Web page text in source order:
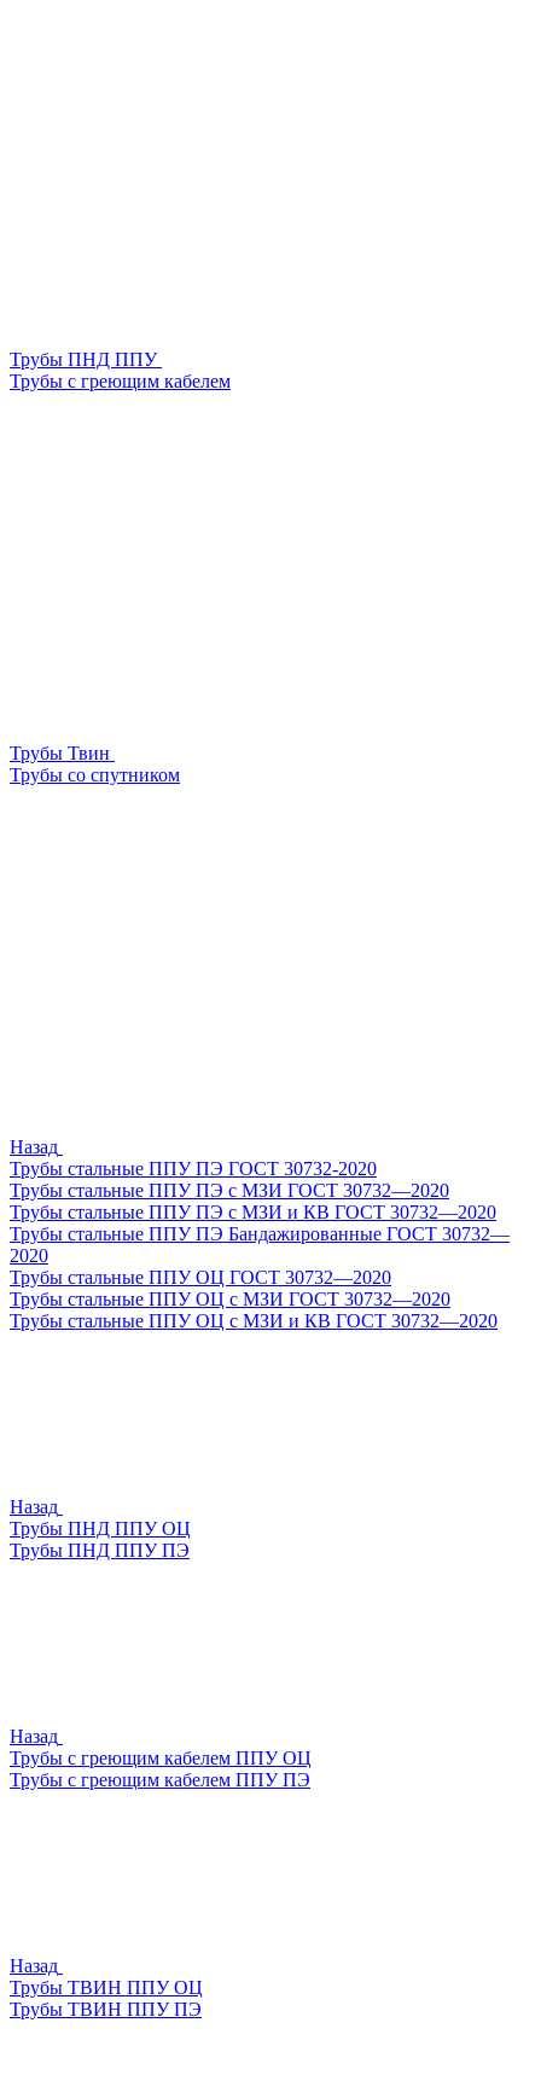
Трубы ПНД ППУ
Трубы с греющим кабелем
Трубы Твин
Трубы со спутником
Назад
Трубы стальные ППУ ПЭ ГОСТ 30732-2020
Трубы стальные ППУ ПЭ с МЗИ ГОСТ 30732—2020
Трубы стальные ППУ ПЭ с МЗИ и КВ ГОСТ 30732—2020
Трубы стальные ППУ ПЭ Бандажированные ГОСТ 30732—
2020
Трубы стальные ППУ ОЦ ГОСТ 30732—2020
Трубы стальные ППУ ОЦ с МЗИ ГОСТ 30732—2020
Трубы стальные ППУ ОЦ с МЗИ и КВ ГОСТ 30732—2020
Назад
Трубы ПНД ППУ ОЦ
Трубы ПНД ППУ ПЭ
Назад
Трубы с греющим кабелем ППУ ОЦ
Трубы с греющим кабелем ППУ ПЭ
Назад
Трубы ТВИН ППУ ОЦ
Трубы ТВИН ППУ ПЭ